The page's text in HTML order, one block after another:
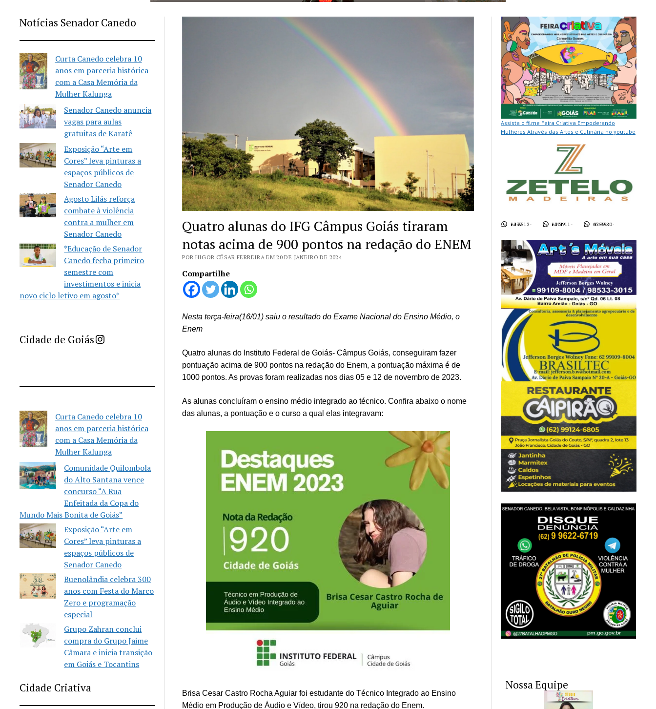
Notícias Senador Canedo
Curta Canedo celebra 10
anos em parceria histórica
com a Casa Memória da
Mulher Kalunga
Senador Canedo anuncia
vagas para aulas
gratuitas de Karatê
Exposição “Arte em
Cores” leva pinturas a
espaços públicos de
Senador Canedo
Agosto Lilás reforça
combate à violência
contra a mulher em
Senador Canedo
*Educação de Senador
Canedo fecha primeiro
semestre com
investimentos e inicia
novo ciclo letivo em agosto*
Cidade de GoiásImprensa Criativa da Cidade de Goiás
Curta Canedo celebra 10
anos em parceria histórica
com a Casa Memória da
Mulher Kalunga
Comunidade Quilombola
do Alto Santana vence
concurso “A Rua
Enfeitada da Copa do
Mundo Mais Bonita de Goiás”
Exposição “Arte em
Cores” leva pinturas a
espaços públicos de
Senador Canedo
Buenolândia celebra 300
anos com Festa do Marco
Zero e programação
especial
Grupo Zahran conclui
compra do Grupo Jaime
Câmara e inicia transição
em Goiás e Tocantins
Cidade Criativa
Quatro alunas do IFG Câmpus Goiás tiraram
notas acima de 900 pontos na redação do ENEM
POR HIGOR CÉSAR FERREIRA EM 20 DE JANEIRO DE 2024
Compartilhe
Nesta terça-feira(16/01) saiu o resultado do Exame Nacional do Ensino Médio, o
Enem
Quatro alunas do Instituto Federal de Goiás- Câmpus Goiás, conseguiram fazer
pontuação acima de 900 pontos na redação do Enem, a pontuação máxima é de
1000 pontos. As provas foram realizadas nos dias 05 e 12 de novembro de 2023.
As alunas concluíram o ensino médio integrado ao técnico.Confira abaixo o nome
das alunas, a pontuação e o curso a qual elas integravam:
Brisa Cesar Castro Rocha Aguiar foi estudante do Técnico Integrado ao Ensino
Médio em Produção de Áudio e Vídeo, tirou 920 na redação do Enem.
Assista o filme Feira Criativa Empoderando
Mulheres Através das Artes e Culinária no youtube
62 3512-1437 62 9911-1901 62 9980-0759
Nossa Equipe